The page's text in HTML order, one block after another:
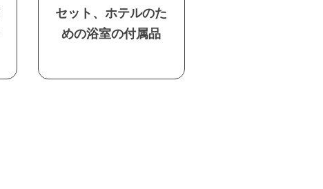
セット、ホテルのた
めの浴室の付属品